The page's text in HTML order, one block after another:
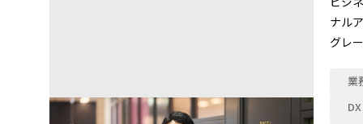
ナル
グレ
業